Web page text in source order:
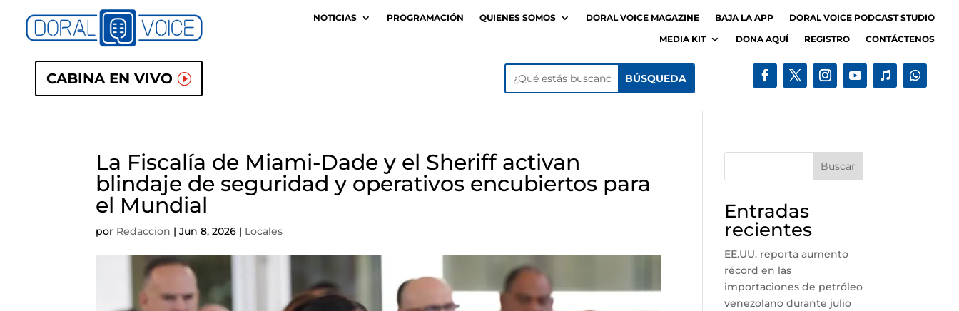
NOTICIAS PROGRAMACIÓN QUIENES SOMOS DORAL VOICE MAGAZINE BAJA LA APP
DORAL VOICE PODCAST STUDIO
MEDIA KIT
DONA AQUÍ REGISTRO CONTÁCTENOS
CABINA EN VIVO
La Fiscalía de Miami-Dade y el Sheriff activan
blindaje de seguridad y operativos encubiertos para
el Mundial
por Redaccion |Jun 8, 2026 | Locales
Buscar
Entradas
recientes
EE.UU. reporta aumento
récord en las
importaciones de petróleo
venezolano durante julio